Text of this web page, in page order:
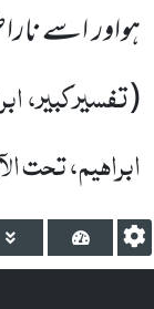
ہواور اسے
(تفسیرکبیر،
ابراہیم، تحت